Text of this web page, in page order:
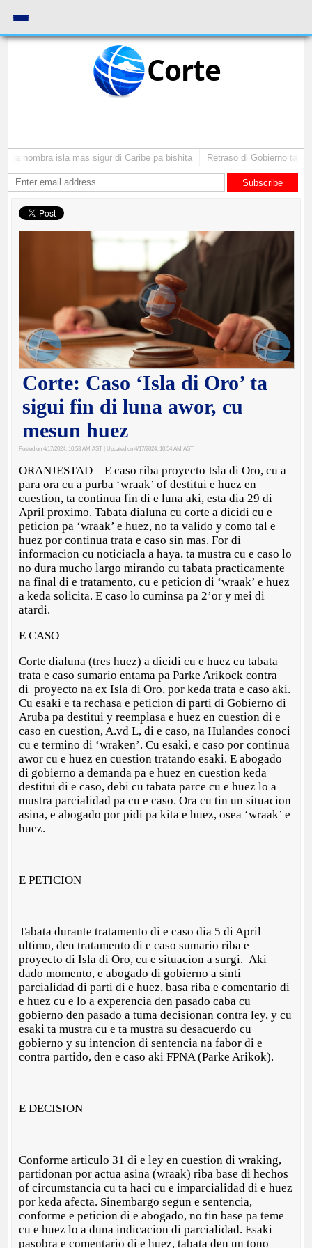
Corte
nombra isla mas sigur di Caribe pa bishita Retraso di Gobierno ta
Subscribe
Corte: Caso ‘Isla di Oro’ ta
sigui fin di luna awor, cu
mesun huez
Posted on 4/17/2024, 10:53 AM AST | Updated on 4/17/2024, 10:54 AM AST
ORANJESTAD – E caso riba proyecto Isla di Oro, cu a
para ora cu a purba ‘wraak’ of destitui e huez en
cuestion, ta continua fin di e luna aki, esta dia 29 di
April proximo. Tabata dialuna cu corte a dicidi cu e
peticion pa ‘wraak’ e huez, no ta valido y como tal e
huez por continua trata e caso sin mas. For di
informacion cu noticiacla a haya, ta mustra cu e caso lo
no dura mucho largo mirando cu tabata practicamente
na final di e tratamento, cu e peticion di ‘wraak’ e huez
a keda solicita. E caso lo cuminsa pa 2’or y mei di
atardi.
E CASO
Corte dialuna (tres huez) a dicidi cu e huez cu tabata
trata e caso sumario entama pa Parke Arikock contra
di proyecto na ex Isla di Oro, por keda trata e caso aki.
Cu esaki e ta rechasa e peticion di parti di Gobierno di
Aruba pa destitui y reemplasa e huez en cuestion di e
caso en cuestion, A.vd L, di e caso, na Hulandes conoci
cu e termino di ‘wraken’. Cu esaki, e caso por continua
awor cu e huez en cuestion tratando esaki. E abogado
di gobierno a demanda pa e huez en cuestion keda
destitui di e caso, debi cu tabata parce cu e huez lo a
mustra parcialidad pa cu e caso. Ora cu tin un situacion
asina, e abogado por pidi pa kita e huez, osea ‘wraak’ e
huez.
E PETICION
Tabata durante tratamento di e caso dia 5 di April
ultimo, den tratamento di e caso sumario riba e
proyecto di Isla di Oro, cu e situacion a surgi. Aki
dado momento, e abogado di gobierno a sinti
parcialidad di parti di e huez, basa riba e comentario di
e huez cu e lo a experencia den pasado caba cu
gobierno den pasado a tuma decisionan contra ley, y cu
esaki ta mustra cu e ta mustra su desacuerdo cu
gobierno y su intencion di sentencia na fabor di e
contra partido, den e caso aki FPNA (Parke Arikok).
E DECISION
Conforme articulo 31 di e ley en cuestion di wraking,
partidonan por actua asina (wraak) riba base di hechos
of circumstancia cu ta haci cu e imparcialidad di e huez
por keda afecta. Sinembargo segun e sentencia,
conforme e peticion di e abogado, no tin base pa teme
cu e huez lo a duna indicacion di parcialidad. Esaki
pasobra e comentario di e huez, tabata den un tono